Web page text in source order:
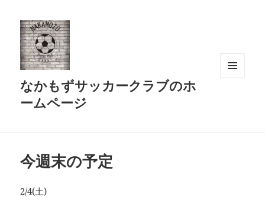
なかもずサッカークラブのホ
ームページ
今週末の予定
2/4(土)